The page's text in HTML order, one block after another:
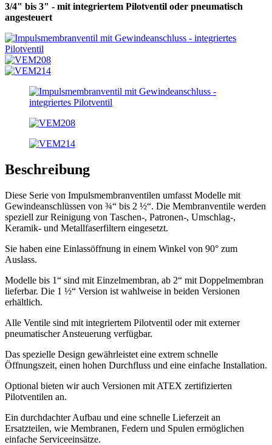
3/4" bis 3" - mit integriertem Pilotventil oder pneumatisch
angesteuert
Beschreibung
Diese Serie von Impulsmembranventilen umfasst Modelle mit
Gewindeanschlüssen von ¾“ bis 2 ½“. Die Membranventile werden
speziell zur Reinigung von Taschen-, Patronen-, Umschlag-,
Keramik- und Metallfaserfiltern eingesetzt.
Sie haben eine Einlassöffnung in einem Winkel von 90° zum
Auslass.
Modelle bis 1“ sind mit Einzelmembran, ab 2“ mit Doppelmembran
lieferbar. Die 1 ½“ Version ist wahlweise in beiden Versionen
erhältlich.
Alle Ventile sind mit integriertem Pilotventil oder mit externer
pneumatischer Ansteuerung verfügbar.
Das spezielle Design gewährleistet eine extrem schnelle
Öffnungszeit, einen hohen Durchfluss und eine einfache Installation.
Optional bieten wir auch Versionen mit ATEX zertifizierten
Pilotventilen an.
Ein durchdachter Aufbau und eine schnelle Lieferzeit an
Ersatzteilen, wie Membranen, Federn und Spulen ermöglichen
einfache Serviceeinsätze.